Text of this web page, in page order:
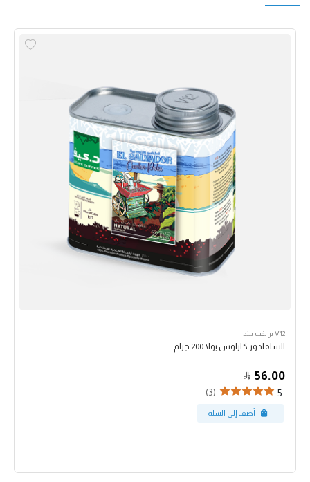
V12 برايفت بلند
السلفادور كارلوس بولا 200 جرام
56.00
5
(3)